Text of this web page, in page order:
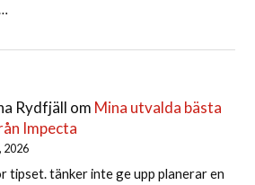
Rydfjäll om Mina utvalda bästa
Impecta
2026
tipset. tänker inte ge upp planerar en